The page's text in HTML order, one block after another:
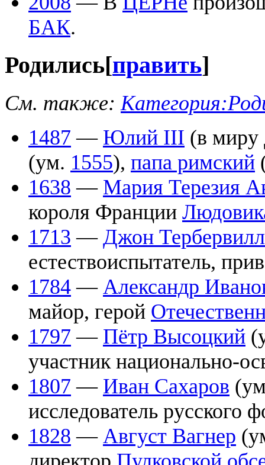
БАК.
Родились[править]
См. также:
1487 — Юлий III (в миру
(ум. 1555), папа римский
1638 — Мария Терезия
короля Франции
1713 — Джон
естествоиспытатель,
1784 — Александр
майор, герой
1797 — Пётр Высоцкий
участник национально-
1807 — Иван Сахаров
исследователь русского
1828 — Август Вагнер